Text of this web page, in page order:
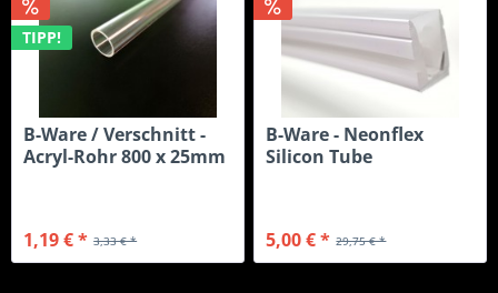
TIPP!
B-Ware / Verschnitt -
Acryl-Rohr 800 x 25mm
3,33 € *
1,19 € *
B-Ware - Neonflex
Silicon Tube
29,75 € *
5,00 € *